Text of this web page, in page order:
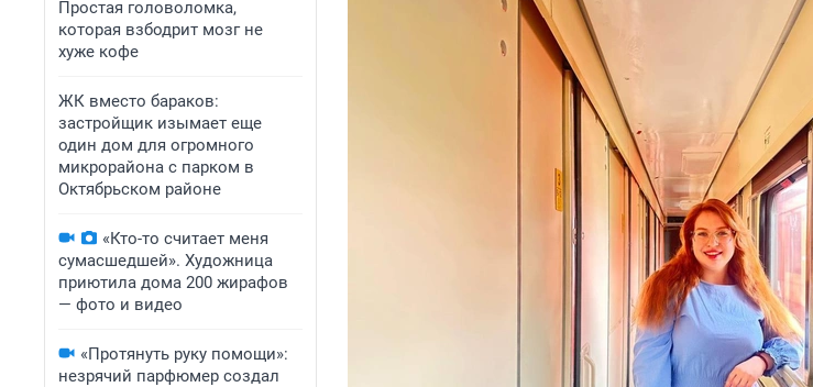
Простая головоломка,
которая взбодрит мозг не
хуже кофе
ЖК вместо бараков:
застройщик изымает еще
один дом для огромного
микрорайона с парком в
Октябрьском районе
«Кто-то считает меня
сумасшедшей». Художница
приютила дома 200 жирафов
— фото и видео
«Протянуть руку помощи»:
незрячий парфюмер создал